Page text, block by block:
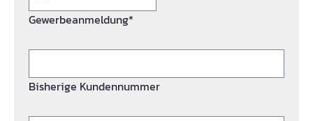
Gewerbeanmeldung*
Bisherige Kundennummer